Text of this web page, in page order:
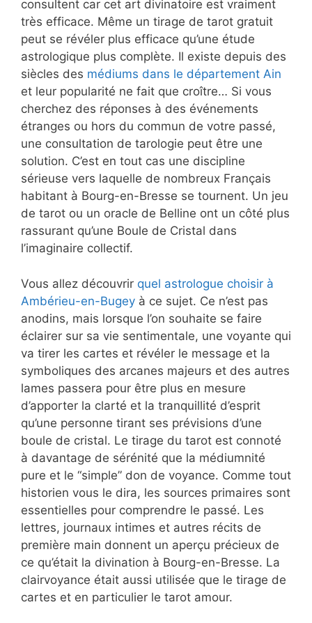
consultent car cet art divinatoire est vraiment
très efficace. Même un tirage de tarot gratuit
peut se révéler plus efficace qu’une étude
astrologique plus complète. Il existe depuis des
siècles des médiums dans le département Ain
et leur popularité ne fait que croître… Si vous
cherchez des réponses à des événements
étranges ou hors du commun de votre passé,
une consultation de tarologie peut être une
solution. C’est en tout cas une discipline
sérieuse vers laquelle de nombreux Français
habitant à Bourg-en-Bresse se tournent. Un jeu
de tarot ou un oracle de Belline ont un côté plus
rassurant qu’une Boule de Cristal dans
l’imaginaire collectif.
Vous allez découvrir quel astrologue choisir à
Ambérieu-en-Bugey à ce sujet. Ce n’est pas
anodins, mais lorsque l’on souhaite se faire
éclairer sur sa vie sentimentale, une voyante qui
va tirer les cartes et révéler le message et la
symboliques des arcanes majeurs et des autres
lames passera pour être plus en mesure
d’apporter la clarté et la tranquillité d’esprit
qu’une personne tirant ses prévisions d’une
boule de cristal. Le tirage du tarot est connoté
à davantage de sérénité que la médiumnité
pure et le “simple” don de voyance. Comme tout
historien vous le dira, les sources primaires sont
essentielles pour comprendre le passé. Les
lettres, journaux intimes et autres récits de
première main donnent un aperçu précieux de
ce qu’était la divination à Bourg-en-Bresse. La
clairvoyance était aussi utilisée que le tirage de
cartes et en particulier le tarot amour.